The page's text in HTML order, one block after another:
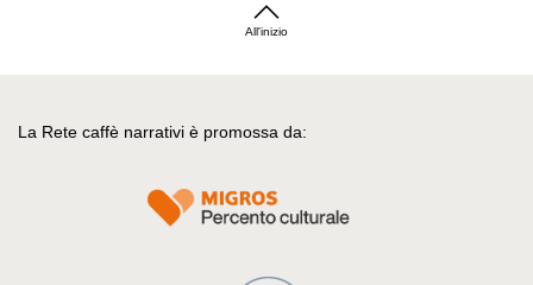
All'inizio
La Rete caffè narrativi è promossa da: